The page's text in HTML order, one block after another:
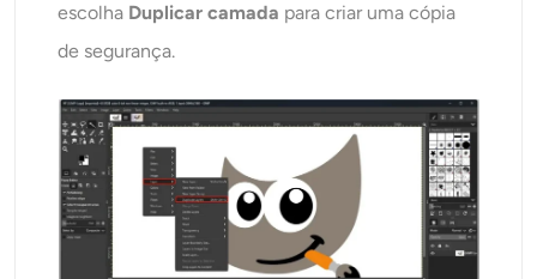
escolha Duplicar camada para criar uma cópia
de segurança.